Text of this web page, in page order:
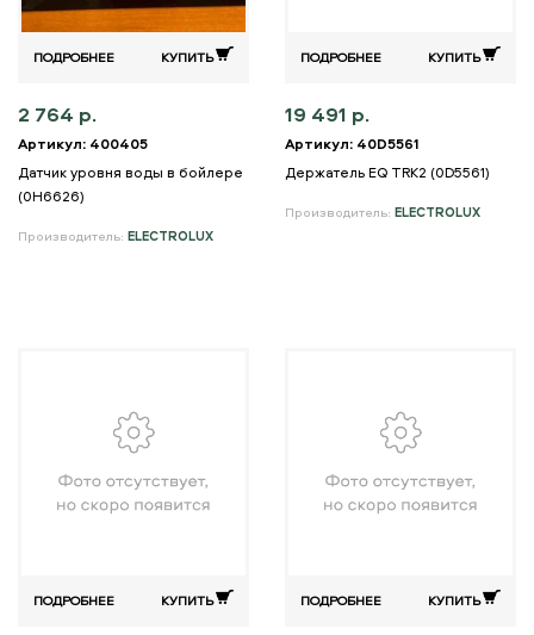
ПОДРОБНЕЕ КУПИТЬ
2 764 р.
Артикул: 400405
Датчик уровня воды в бойлере
(0H6626)
Производитель: ELECTROLUX
ПОДРОБНЕЕ КУПИТЬ
19 491 р.
Артикул: 40D5561
Держатель EQ TRK2 (0D5561)
Производитель: ELECTROLUX
ПОДРОБНЕЕ КУПИТЬ ПОДРОБНЕЕ КУПИТЬ